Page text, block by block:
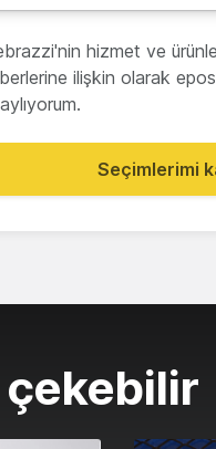
hizmet ve
ilişkin olarak
Seçimlerimi